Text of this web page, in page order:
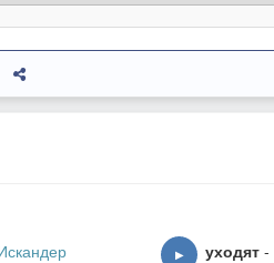
▶ уходят -